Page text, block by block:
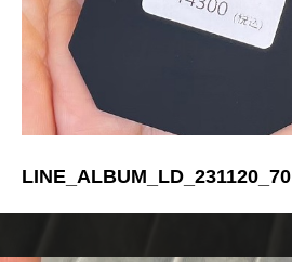
LINE_ALBUM_LD_231120_70